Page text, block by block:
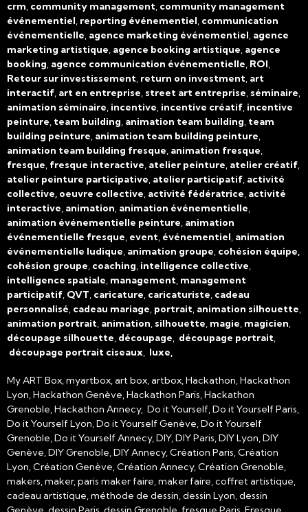
crm, community management, community management
événementiel, reporting événementiel, communication
événementielle, agence marketing événementiel, agence
marketing artistique, agence booking artistique, agence
booking, agence communication événementielle, ROI,
Retour sur investissement, return on investment, art
interactif, art en entreprise, street art entreprise, séminaire,
animation séminaire, incentive, incentive créatif, incentive
peinture, team building, animation team building, team
building peinture, animation team building peinture,
animation team building fresque, animation fresque,
fresque, fresque interactive, atelier peinture, atelier créatif,
atelier peinture participative, atelier participatif, activité
collective, oeuvre collective, activité fédératrice, activité
interactive, animation, animation événementielle,
animation événementielle peinture, animation
événementielle fresque, event, événementiel, animation
événementielle ludique, animation groupe, cohésion équipe,
cohésion groupe, coaching, intelligence collective,
intelligence spatiale, management, management
participatif, QVT, caricature, caricaturiste, cadeau
personnalisé, cadeau mariage, portrait, animation silhouette,
animation portrait, animation, silhouette, magie, magicien,
découpage silhouette, découpage, découpage portrait,
découpage portrait ciseaux, luxe,
My ART Box, myartbox, art box, artbox, Hackathon, Hackathon
Lyon, Hackathon Genève, Hackathon Paris, Hackathon
Grenoble, Hackathon Annecy, Do it Yourself, Do it Yourself Paris,
Do it Yourself Lyon, Do it Yourself Genève, Do it Yourself
Grenoble, Do it Yourself Annecy, DIY, DIY Paris, DIY Lyon, DIY
Genève, DIY Grenoble, DIY Annecy, Création Paris, Création
Lyon, Création Genève, Création Annecy, Création Grenoble,
makers, maker, paris maker faire, maker faire, coffret artistique,
cadeau artistique, méthode de dessin, dessin Lyon, dessin